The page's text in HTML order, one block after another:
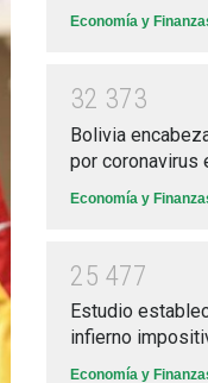
Economía y
32 373
Bolivia
por coronavirus
Economía y
25 477
Estudio
infierno
Economía y